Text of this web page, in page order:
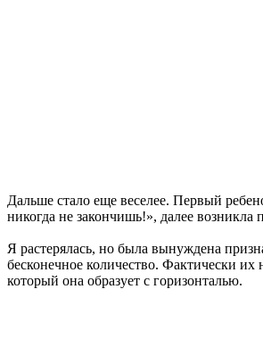
Дальше стало еще веселее. Первый
никогда не закончишь!», далее
Я растерялась, но была вынуждена
бесконечное количество. Фактически
который она образует с горизонталью.